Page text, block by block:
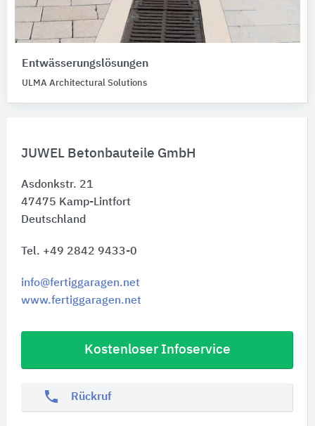
JUWEL Betonbauteile GmbH
Asdonkstr. 21
47475 Kamp-Lintfort
Deutschland
Tel. +49 2842 9433-0
info@fertiggaragen.net
www.fertiggaragen.net
Kostenloser Infoservice
phone Rückruf
Entwässerungslösungen
ULMA Architectural Solutions